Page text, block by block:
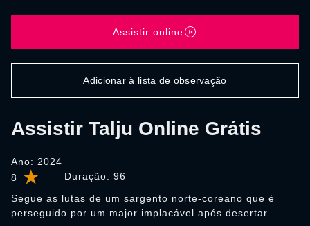
8 Duração: 96
Assistir Talju Online Grátis
Ano: 2024
Segue as lutas de um sargento norte-coreano que é
perseguido por um major implacável após desertar.
Assistir online
Adicionar à lista de observação